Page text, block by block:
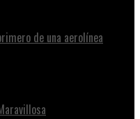
de una aerolínea